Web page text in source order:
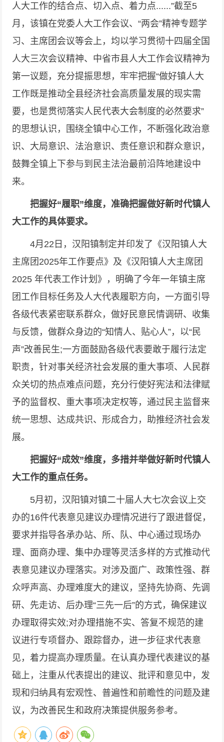
人大工作的结合点、切入点、着力点......”截至5
月，该镇在党委人大工作会议、“两会”精神专题学
习、主席团会议等会上，均以学习贯彻十四届全国
人大三次会议精神、中省市县人大工作会议精神为
第一议题，充分提振思想，牢牢把握“做好镇人大
工作既是推动全县经济社会高质量发展的现实需
要，也是贯彻落实人民代表大会制度的必然要求”
的思想认识，围绕全镇中心工作，不断强化政治意
识、大局意识、法治意识、责任意识和群众意识，
鼓舞全镇上下参与到民主法治最前沿阵地建设中
来。
把握好“履职”维度，准确把握做好新时代镇人
大工作的具体要求。
4月22日，汉阳镇制定并印发了《汉阳镇人大
主席团2025年工作要点》及《汉阳镇人大主席团
2025 年代表工作计划》，明确了今年一年镇主席
团工作目标任务及人大代表履职方向，一方面引导
各级代表紧密联系群众，做好民意民情调研、收集
与反馈，做群众身边的“知情人、贴心人”，以“民
声”改善民生;一方面鼓励各级代表要敢于履行法定
职责，针对事关经济社会发展的重大事项、人民群
众关切的热点难点问题，充分行使好宪法和法律赋
予的监督权、重大事项决定权等，通过民主监督来
统一思想、达成共识、形成合力，助推经济社会发
展。
把握好“成效”维度，多措并举做好新时代镇人
大工作的重点任务。
5月初，汉阳镇对镇二十届人大七次会议上交
办的16件代表意见建议办理情况进行了跟进督促，
要求并指导各承办站、所、队、中心通过现场办
理、面商办理、集中办理等灵活多样的方式推动代
表意见建议办理落实。对涉及面广、政策性强、群
众呼声高、办理难度大的建议，坚持先协商、先调
研、先走访、后办理“三先一后”的方式，确保建议
办理取得实效;对办理措施不实、答复不规范的建
议进行专项督办、跟踪督办，进一步征求代表意
见，着力提高办理质量。在认真办理代表建议的基
础上，注重从代表提出的建议、批评和意见中，发
现和归纳具有宏观性、普遍性和前瞻性的问题及建
议，为改善民生和政府决策提供服务参考。